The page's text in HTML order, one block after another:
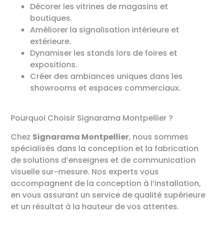
Décorer les vitrines de magasins et
boutiques.
Améliorer la signalisation intérieure et
extérieure.
Dynamiser les stands lors de foires et
expositions.
Créer des ambiances uniques dans les
showrooms et espaces commerciaux.
Pourquoi Choisir Signarama Montpellier ?
Chez Signarama Montpellier, nous sommes
spécialisés dans la conception et la fabrication
de solutions d’enseignes et de communication
visuelle sur-mesure. Nos experts vous
accompagnent de la conception à l’installation,
en vous assurant un service de qualité supérieure
et un résultat à la hauteur de vos attentes.